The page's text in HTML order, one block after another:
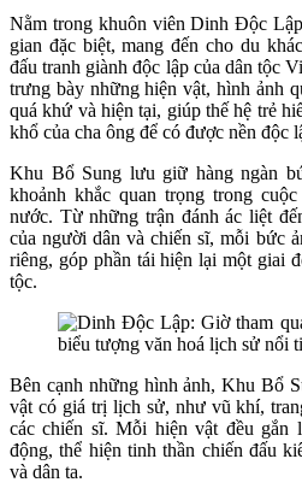
Nằm trong khuôn viên Dinh Độc
gian đặc biệt, mang đến cho du
đấu tranh giành độc lập của dân tộc
trưng bày những hiện vật, hình ảnh
quá khứ và hiện tại, giúp thế hệ trẻ
khổ của cha ông để có được nền độc
Khu Bổ Sung lưu giữ hàng ngàn
khoảnh khắc quan trọng trong
nước. Từ những trận đánh ác liệt
của người dân và chiến sĩ, mỗi bức
riêng, góp phần tái hiện lại một giai
tộc.
Bên cạnh những hình ảnh, Khu Bổ
vật có giá trị lịch sử, như vũ khí,
các chiến sĩ. Mỗi hiện vật đều gắn
động, thể hiện tinh thần chiến đấu
và dân ta.